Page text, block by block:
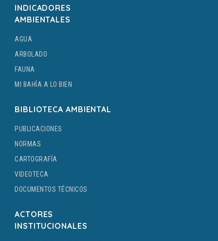
INDICADORES
AMBIENTALES
AGUA
ARBOLADO
FAUNA
MI BAHÍA A LO BIEN
BIBLIOTECA AMBIENTAL
PUBLICACIONES
NORMAS
CARTOGRAFÍA
VIDEOTECA
DOCUMENTOS TÉCNICOS
ACTORES
INSTITUCIONALES